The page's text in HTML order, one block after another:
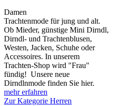
Damen
Trachtenmode für jung und alt.
Ob Mieder, günstige Mini Dirndl,
Dirndl- und Trachtenblusen,
Westen, Jacken, Schuhe oder
Accessoires. In unserem
Trachten-Shop wird "Frau"
fündig! Unsere neue
Dirndlnmode finden Sie hier.
mehr erfahren
Zur Kategorie Herren